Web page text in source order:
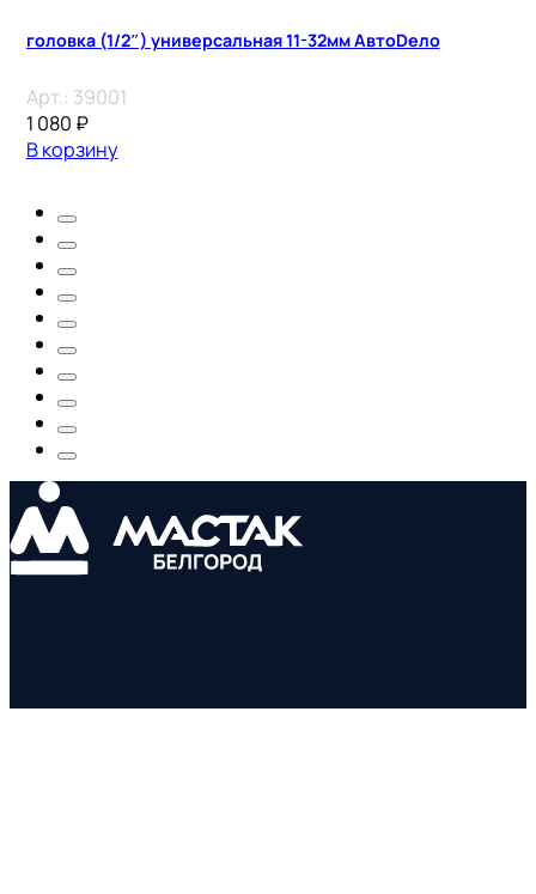
головка (1/2″) универсальная 11-32мм АвтоDело
Арт.: 39001
1 080 ₽
В корзину